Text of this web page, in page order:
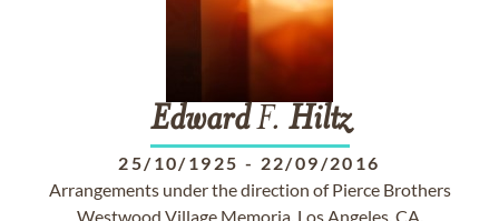
EdwardF. Hiltz
25/10/1925 - 22/09/2016
Arrangements under the direction of Pierce Brothers
Westwood Village Memoria, Los Angeles, CA.